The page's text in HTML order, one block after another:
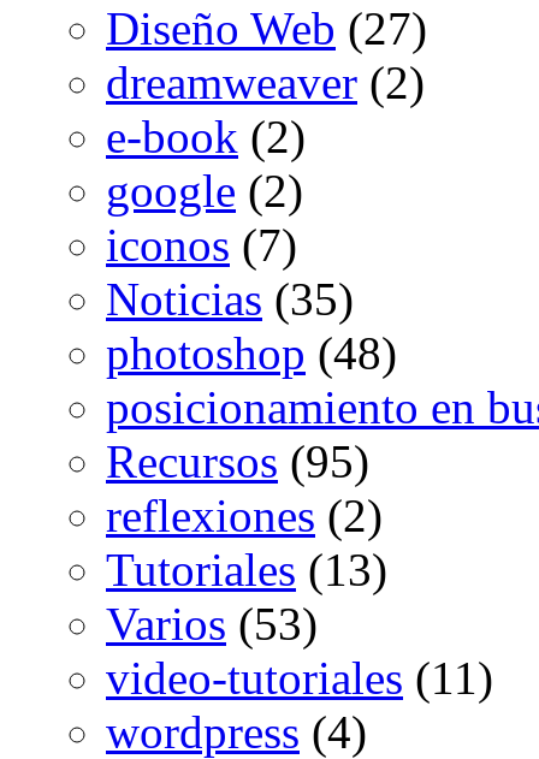
Diseño Web (27)
dreamweaver (2)
e-book (2)
google (2)
iconos (7)
Noticias (35)
photoshop (48)
posicionamiento en
Recursos (95)
reflexiones (2)
Tutoriales (13)
Varios (53)
video-tutoriales (11)
wordpress (4)